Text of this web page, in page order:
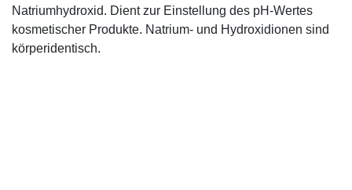
Natriumhydroxid. Dient zur Einstellung des pH-Wertes
kosmetischer Produkte. Natrium- und Hydroxidionen sind
körperidentisch.